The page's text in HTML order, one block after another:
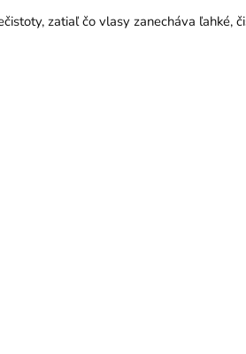
zatiaľ čo vlasy zanecháva